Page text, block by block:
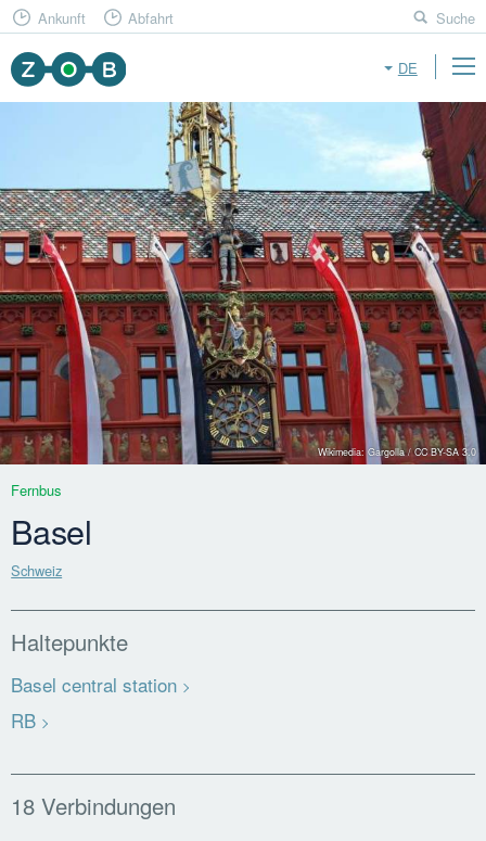
DE
Ankunft Abfahrt Suche
Wikimedia: Gargolla / CC BY-SA 3.0
Fernbus
Basel
Schweiz
Haltepunkte
Basel central station
RB
18 Verbindungen